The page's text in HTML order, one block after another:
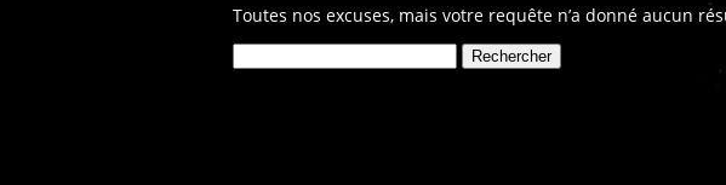
Toutes nos excuses, mais votre requête n’a donné aucun